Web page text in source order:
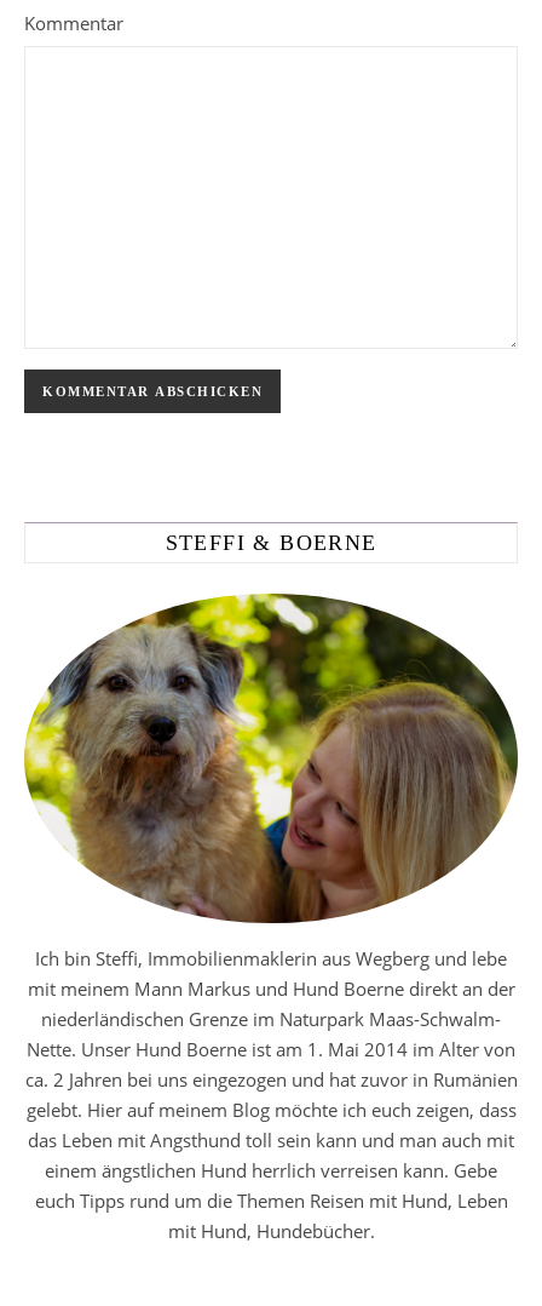
Kommentar
STEFFI & BOERNE
Ich bin Steffi, Immobilienmaklerin aus Wegberg und lebe
mit meinem Mann Markus und Hund Boerne direkt an der
niederländischen Grenze im Naturpark Maas-Schwalm-
Nette. Unser Hund Boerne ist am 1. Mai 2014 im Alter von
ca. 2 Jahren bei uns eingezogen und hat zuvor in Rumänien
gelebt. Hier auf meinem Blog möchte ich euch zeigen, dass
das Leben mit Angsthund toll sein kann und man auch mit
einem ängstlichen Hund herrlich verreisen kann. Gebe
euch Tipps rund um die Themen Reisen mit Hund, Leben
mit Hund, Hundebücher.